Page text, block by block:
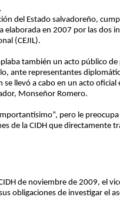
del Estado salvadoreño,
elaborada en 2007 por las dos
(CEJIL).
también un acto público
ante representantes
se llevó a cabo en un acto
Monseñor Romero.
pero le
de la CIDH que
de noviembre de 2009, el
obligaciones de investigar el